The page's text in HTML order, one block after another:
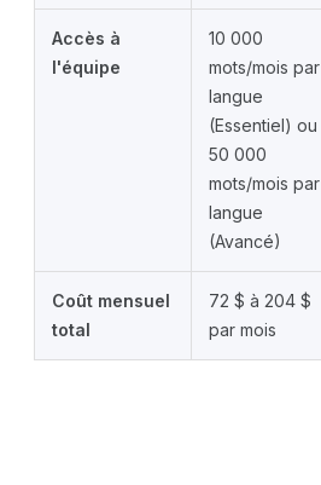
Accès à
l'équipe
10 000
mots/mois par
langue
(Essentiel) ou
50 000
mots/mois par
langue
(Avancé)
Coût mensuel
total
72 $ à 204 $
par mois